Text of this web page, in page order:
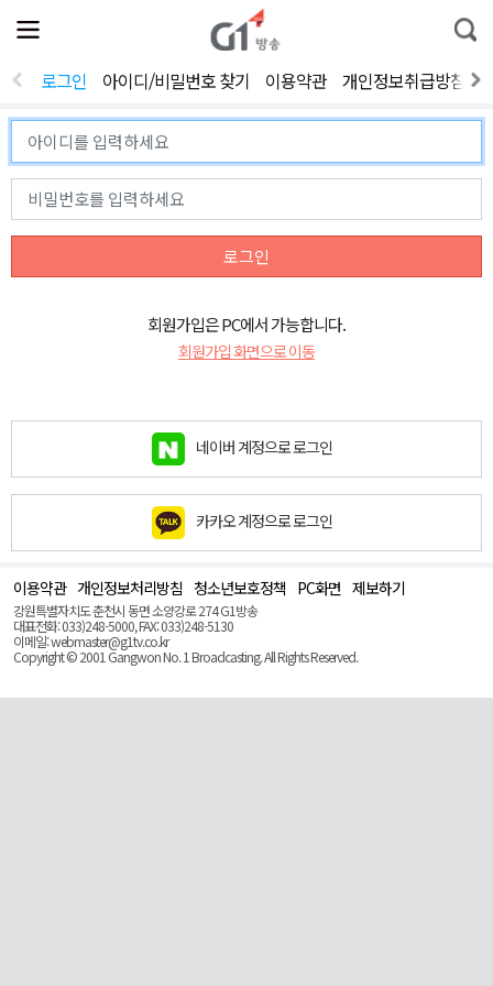
전
체
뉴
열
통
합
색
로그인 아이디/비밀번호 찾기 이용약관 개인정보취급방침
로그인
회원가입은 PC에서 가능합니다.
회원가입 화면으로 이동
네이버 계정으로 로그인
카카오 계정으로 로그인
이용약관 개인정보처리방침 청소년보호정책 PC화면 제보하기
강원특별자치도 춘천시 동면 소양강로 274 G1방송
대표전화: 033)248-5000, FAX: 033)248-5130
이메일: webmaster@g1tv.co.kr
Copyright © 2001 Gangwon No. 1 Broadcasting. All Rights Reserved.